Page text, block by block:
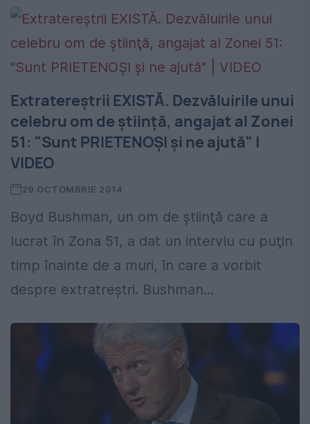
Extratereştrii EXISTĂ. Dezvăluirile unui
celebru om de ştiinţă, angajat al Zonei
51: "Sunt PRIETENOŞI şi ne ajută" |
VIDEO
29 OCTOMBRIE 2014
Boyd Bushman, un om de ştiinţă care a
lucrat în Zona 51, a dat un interviu cu puţin
timp înainte de a muri, în care a vorbit
despre extratreştri. Bushman...